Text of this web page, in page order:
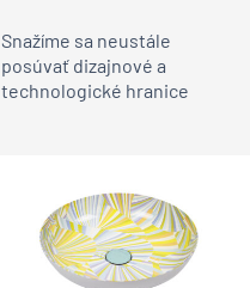
Snažíme sa neustále
posúvať dizajnové a
technologické hranice